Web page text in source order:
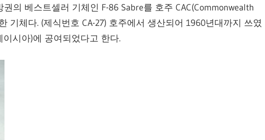
의 베스트셀러 기체인 F-86 Sabre를 호주 CAC(Commonwealth
기체다. (제식번호 CA-27) 호주에서 생산되어 1960년대까지 쓰였
시아)에 공여되었다고 한다.